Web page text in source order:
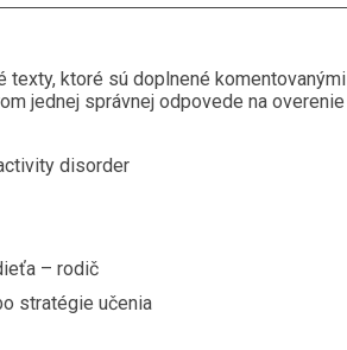
texty, ktoré sú doplnené komentovanými
jednej správnej odpovede na overenie
disorder
– rodič
stratégie učenia